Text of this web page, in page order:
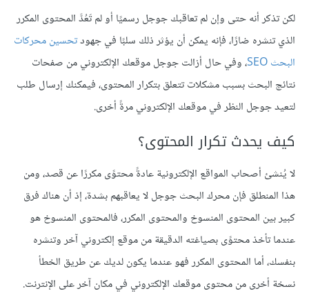
لكن تذكر أنه حتى وإن لم تعاقبك جوجل رسميًا أو لم تَعُدَّ المحتوى المكرر
الذي تنشره ضارًا، فإنه يمكن أن يؤثر ذلك سلبًا في جهودتحسين محركات
البحث SEO
، وفي حال أزالت جوجل موقعك الإلكتروني من صفحات
نتائج البحث بسبب مشكلات تتعلق بتكرار المحتوى، فيمكنك إرسال طلب
لتعيد جوجل النظر في موقعك الإلكتروني مرةً أخرى.
كيف يحدث تكرار المحتوى؟
لا يُنشئ أصحاب المواقع الإلكترونية عادةً محتوًى مكررًا عن قصد، ومن
هذا المنطلق فإن محرك البحث جوجل لا يعاقبهم بشدة، إذ أن هناك فرق
كبير بين المحتوى المنسوخ والمحتوى المكرر، فالمحتوى المنسوخ هو
عندما تأخذ محتوًى بصياغته الدقيقة من موقع إلكتروني آخر وتنشره
بنفسك، أما المحتوى المكرر فهو عندما يكون لديك عن طريق الخطأ
نسخة أخرى من محتوى موقعك الإلكتروني في مكان آخر على الإنترنت.